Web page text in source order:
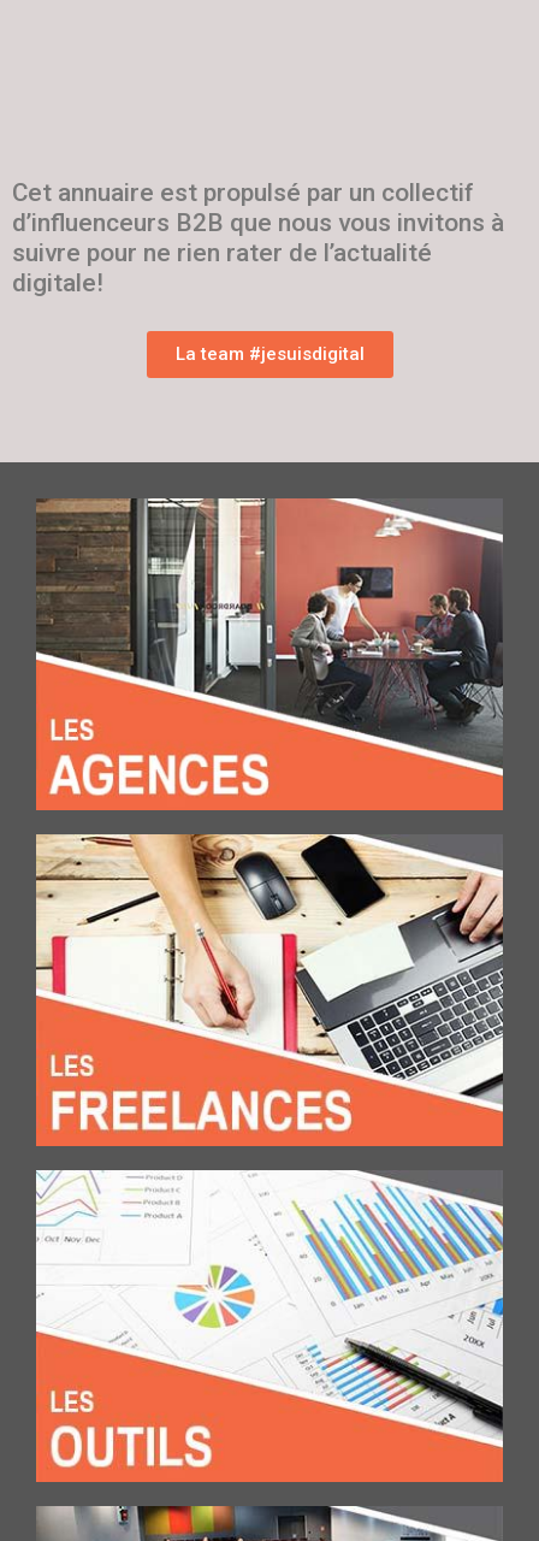
Cet annuaire est propulsé par un collectif
d’influenceurs B2B que nous vous invitons à
suivre pour ne rien rater de l’actualité
digitale!
La team #jesuisdigital